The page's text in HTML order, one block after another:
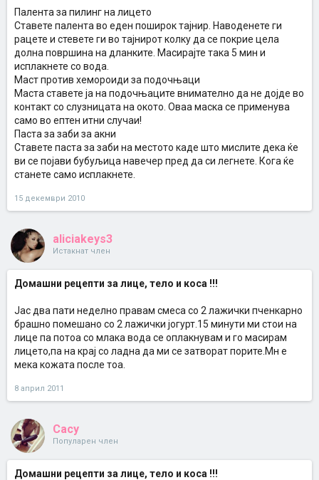
Палента за пилинг на лицето
Ставете палента во еден поширок тајнир. Наводенете ги
рацете и стевете ги во тајнирот колку да се покрие цела
долна површина на дланките. Масирајте така 5 мин и
исплакнете со вода.
Маст против хемороиди за подочњаци
Маста ставете ја на подочњаците внимателно да не дојде во
контакт со слузницата на окото. Оваа маска се применува
само во ептен итни случаи!
Паста за заби за акни
Ставете паста за заби на местото каде што мислите дека ќе
ви се појави бубуљица навечер пред да си легнете. Кога ќе
станете само исплакнете.
15 декември 2010
aliciakeys3
Истакнат член
Домашни рецепти за лице, тело и коса !!!
Јас два пати неделно правам смеса со 2 лажички пченкарно
брашно помешано со 2 лажички јогурт.15 минути ми стои на
лице па потоа со млака вода се оплакнувам и го масирам
лицето,па на крај со ладна да ми се затворат порите.Мн е
мека кожата после тоа.
8 април 2011
Cacy
Популарен член
Домашни рецепти за лице, тело и коса !!!